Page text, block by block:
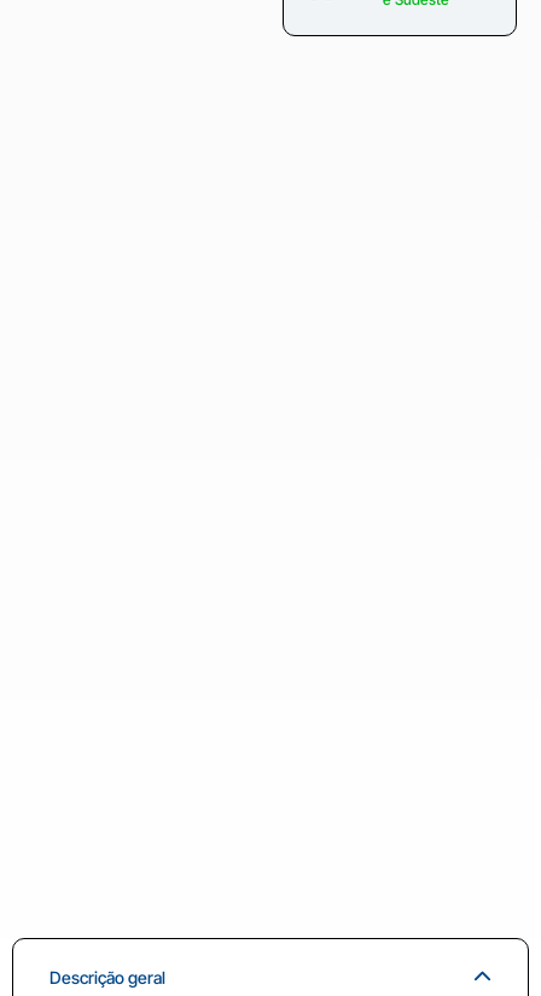
Descrição geral